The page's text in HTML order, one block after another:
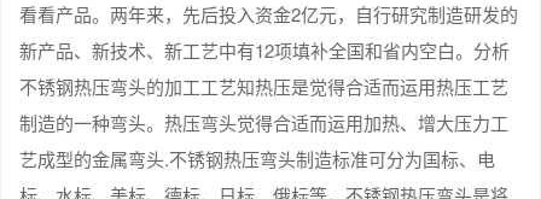
看看产品。两年来，先后投入资金2亿元，自行研究制造研发的
新产品、新技术、新工艺中有12项填补全国和省内空白。分析
不锈钢热压弯头的加工工艺知热压是觉得合适而运用热压工艺
制造的一种弯头。热压弯头觉得合适而运用加热、增大压力工
艺成型的金属弯头.不锈钢热压弯头制造标准可分为国标、电